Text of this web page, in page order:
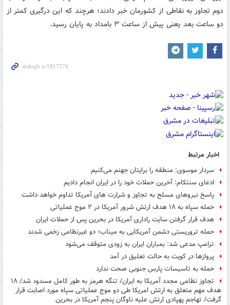
دوم تجاوز به نقاطی از کشورمان خبر دادند؛ هرچند که این درگیری کمتر از
دو ساعت بعد یعنی پیش از ساعت ۳ بامداد به پایان رسید.
اخبار مرتبط
سردار موسوی: منطقه را برایتان جهنم می‌کنیم
ادعای سنتکام: آخرین حملات خود را در ایران انجام دادیم
پاسخ نیروهای مسلح به تجاوز و شرارت های آمریکا تداوم خواهد داشت
حمله سپاه به ۱۸ هدف ارتش شرور آمریکا در ۲ موج عملیاتی
هدف قرار گرفتن سایت راداری آمریکا در بحرین پس از حملات ایران
حمله تروریستی دشمن آمریکایی به میناب؛ دو غیرنظامی زخمی شدند
ترامپ مدعی شد: بمباران ایران به زودی متوقف می‌شود
پروازها در کویت به حالت تعلیق در آمد
حمله به تاسیسات پارس جنوبی صحت ندارد
تجاوز نظامی مجدد آمریکا به ایران/ تنگه هرمز به طور کامل مسدود شد/ ۱۸
هدف مهم متعلق به ارتش امریکا طی دو موج عملیاتی سپاه مورد اصابت قرار
گرفت/ تهاجم پهپادی ارتش علیه ناوگان پنجم آمریکا در بحرین